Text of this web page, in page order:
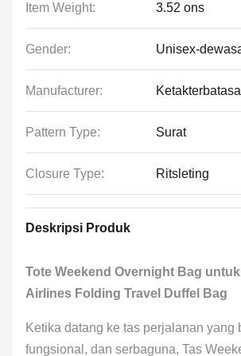
Item Weight: 3.52 ons
Gender: Unisex-
Manufacturer:
Pattern Type: Surat
Closure Type: Ritsleting
Deskripsi Produk
Tote Weekend Overnight Bag
Airlines Folding Travel Duffel Bag
Ketika datang ke tas perjalanan yang
fungsional, dan serbaguna, Tas